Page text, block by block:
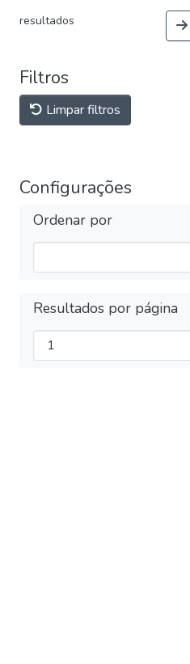
resultados
Filtros
Limpar filtros
Configurações
Ordenar por
Resultados por página